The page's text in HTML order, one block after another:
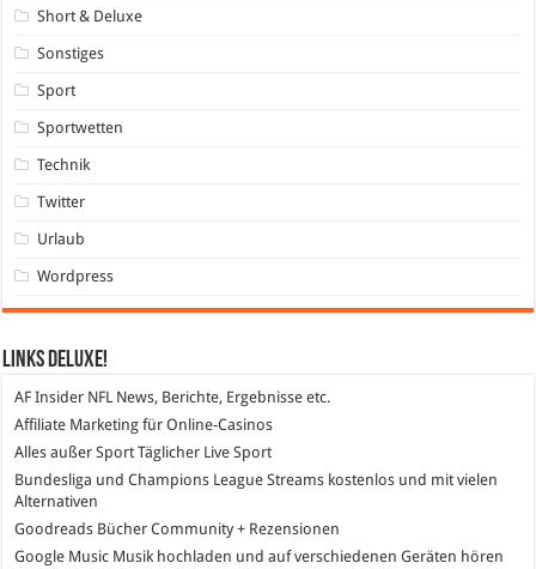
Short & Deluxe
Sonstiges
Sport
Sportwetten
Technik
Twitter
Urlaub
Wordpress
Links DeLuXe!
AF Insider NFL News, Berichte, Ergebnisse etc.
Affiliate Marketing für Online-Casinos
Alles außer Sport Täglicher Live Sport
Bundesliga und Champions League Streams kostenlos und mit vielen
Alternativen
Goodreads Bücher Community + Rezensionen
Google Music Musik hochladen und auf verschiedenen Geräten hören